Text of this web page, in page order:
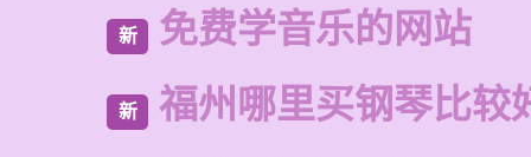
新 免费学音乐的网站
新 福州哪里买钢琴比较